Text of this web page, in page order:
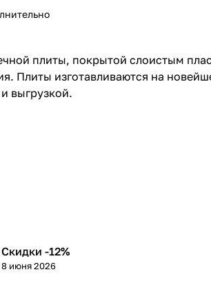
плиты, покрытой слоистым
Плиты изготавливаются на
выгрузкой.
Скидки -12%
8 июня 2026